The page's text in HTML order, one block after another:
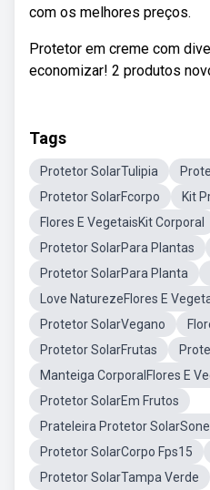
com os melhores preços.
Protetor em creme com
economizar! 2 produtos
Tags
Protetor SolarTulipia
Protetor SolarFcorpo
Kit
Flores E VegetaisKit Corporal
Protetor SolarPara Plantas
Protetor SolarPara Planta
Love NaturezeFlores E
Protetor SolarVegano
Protetor SolarFrutas
Manteiga CorporalFlores E
Protetor SolarEm Frutos
Prateleira Protetor
Protetor SolarCorpo Fps15
Protetor SolarTampa Verde